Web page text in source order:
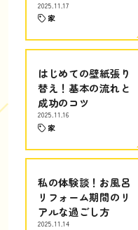
2025.11.17
家
はじめての壁紙張り
替え！基本の流れと
成功のコツ
2025.11.16
家
私の体験談！お風呂
リフォーム期間のリ
アルな過ごし方
2025.11.14